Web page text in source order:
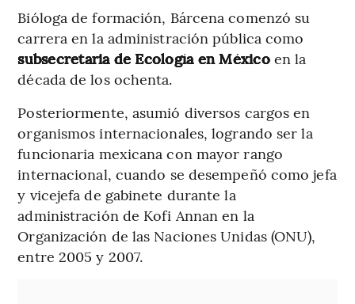
Bióloga de formación, Bárcena comenzó su
carrera en la administración pública como
subsecretaria de Ecología en Méxicoen la
década de los ochenta.
Posteriormente, asumió diversos cargos en
organismos internacionales, logrando ser la
funcionaria mexicana con mayor rango
internacional, cuando se desempeñó como jefa
y vicejefa de gabinete durante la
administración de Kofi Annan en la
Organización de las Naciones Unidas (ONU),
entre 2005 y 2007.